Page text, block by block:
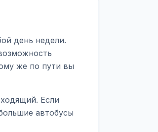
день недели.
же по пути вы
Если
автобусы